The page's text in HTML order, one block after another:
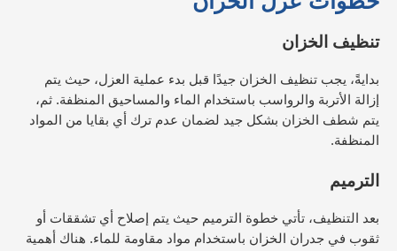
تنظيف الخزان
بدايةً، يجب تنظيف الخزان جيدًا قبل بدء عملية العزل، حيث يتم
إزالة الأتربة والرواسب باستخدام الماء والمساحيق المنظفة. ثم،
يتم شطف الخزان بشكل جيد لضمان عدم ترك أي بقايا من المواد
المنظفة.
الترميم
بعد التنظيف، تأتي خطوة الترميم حيث يتم إصلاح أي تشققات أو
ثقوب في جدران الخزان باستخدام مواد مقاومة للماء. هناك أهمية